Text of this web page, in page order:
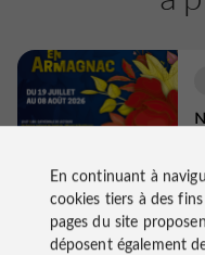
En continuant à
cookies tiers à des
pages du site
déposent également